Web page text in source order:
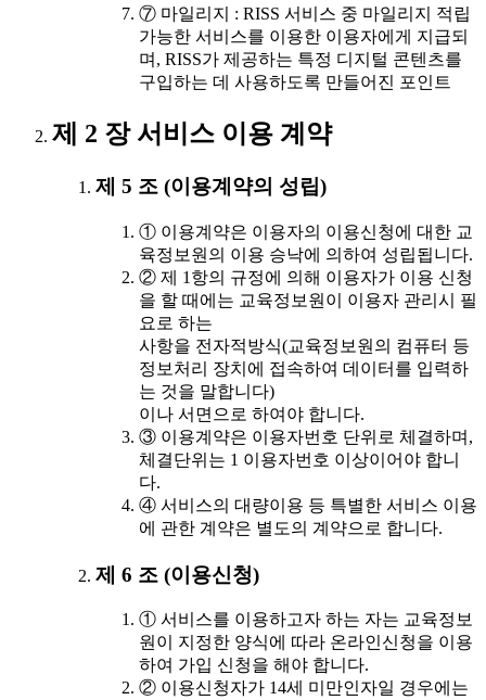
⑦ 마일리지 : RISS 서비스 중 마일리지 적립
가능한 서비스를 이용한 이용자에게 지급되
며, RISS가 제공하는 특정 디지털 콘텐츠를
구입하는 데 사용하도록 만들어진 포인트
제 2 장 서비스 이용 계약
제 5 조 (이용계약의 성립)
① 이용계약은 이용자의 이용신청에 대한 교
육정보원의 이용 승낙에 의하여 성립됩니다.
② 제 1항의 규정에 의해 이용자가 이용 신청
을 할 때에는 교육정보원이 이용자 관리시 필
요로 하는
사항을 전자적방식(교육정보원의 컴퓨터 등
정보처리 장치에 접속하여 데이터를 입력하
는 것을 말합니다)
이나 서면으로 하여야 합니다.
③ 이용계약은 이용자번호 단위로 체결하며,
체결단위는 1 이용자번호 이상이어야 합니
다.
④ 서비스의 대량이용 등 특별한 서비스 이용
에 관한 계약은 별도의 계약으로 합니다.
제 6 조 (이용신청)
① 서비스를 이용하고자 하는 자는 교육정보
원이 지정한 양식에 따라 온라인신청을 이용
하여 가입 신청을 해야 합니다.
② 이용신청자가 14세 미만인자일 경우에는